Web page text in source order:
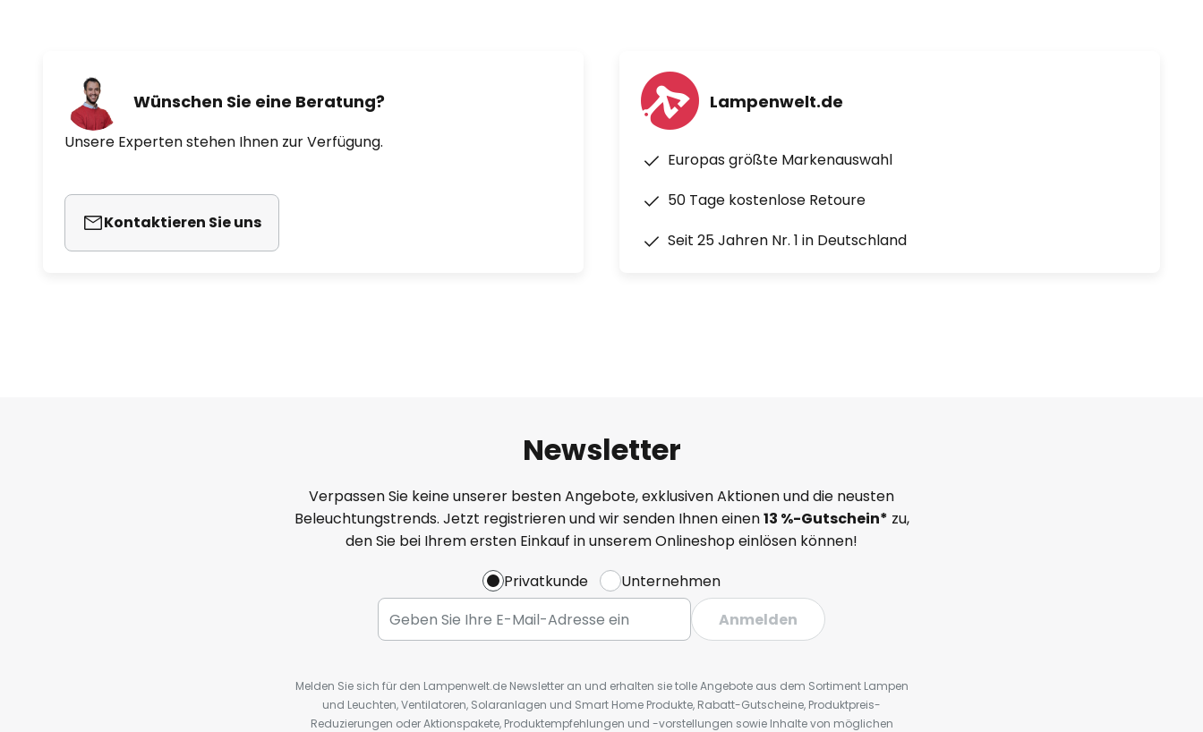
Wünschen Sie eine Beratung?
Unsere Experten stehen Ihnen zur Verfügung.
Kontaktieren Sie uns
Lampenwelt.de
Europas größte Markenauswahl
50 Tage kostenlose Retoure
Seit 25 Jahren Nr. 1 in Deutschland
Newsletter
Verpassen Sie keine unserer besten Angebote, exklusiven Aktionen und die neusten
Beleuchtungstrends. Jetzt registrieren und wir senden Ihnen einen13 %-Gutschein* zu,
den Sie bei Ihrem ersten Einkauf in unserem Onlineshop einlösen können!
Privatkunde
Unternehmen
Anmelden
Melden Sie sich für den Lampenwelt.de Newsletter an und erhalten sie tolle Angebote aus dem Sortiment Lampen
und Leuchten, Ventilatoren, Solaranlagen und Smart Home Produkte, Rabatt-Gutscheine, Produktpreis-
Reduzierungen oder Aktionspakete, Produktempfehlungen und -vorstellungen sowie Inhalte von möglichen